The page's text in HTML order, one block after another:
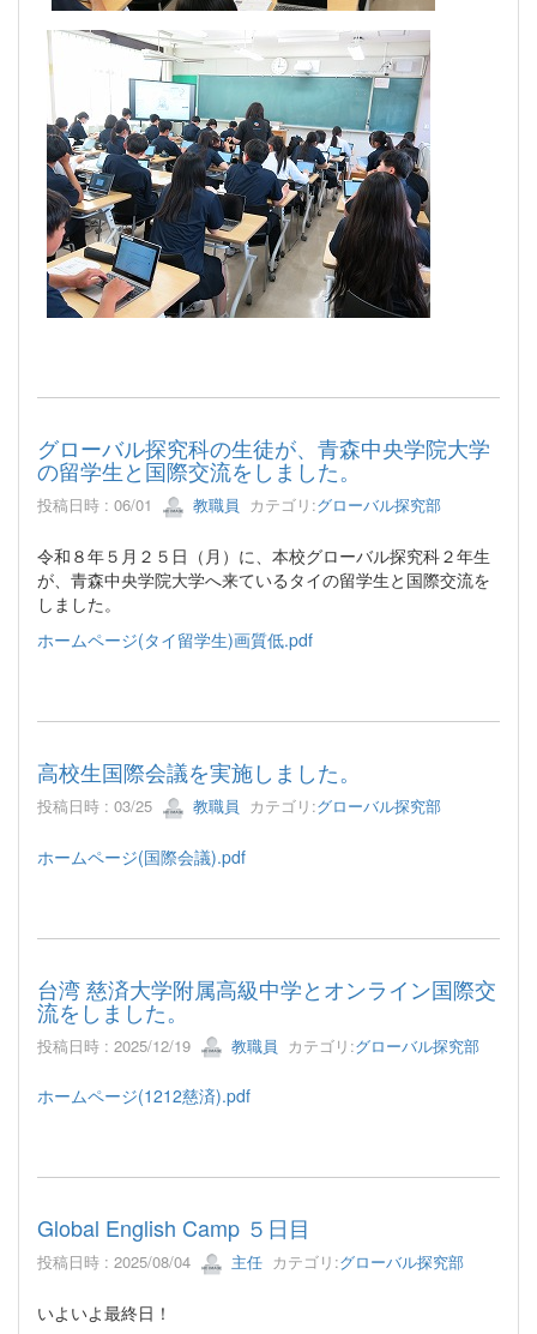
グローバル探究科の生徒が、青森中央学院大学
の留学生と国際交流をしました。
投稿日時 : 06/01 教職員 カテゴリ:グローバル探究部
令和８年５月２５日（月）に、本校グローバル探究科２年生
が、青森中央学院大学へ来ているタイの留学生と国際交流を
しました。
ホームページ(タイ留学生)画質低.pdf
高校生国際会議を実施しました。
投稿日時 : 03/25 教職員 カテゴリ:グローバル探究部
ホームページ(国際会議).pdf
台湾 慈済大学附属高級中学とオンライン国際交
流をしました。
投稿日時 : 2025/12/19 教職員 カテゴリ:グローバル探究部
ホームページ(1212慈済).pdf
Global English Camp ５日目
投稿日時 : 2025/08/04 主任 カテゴリ:グローバル探究部
いよいよ最終日！